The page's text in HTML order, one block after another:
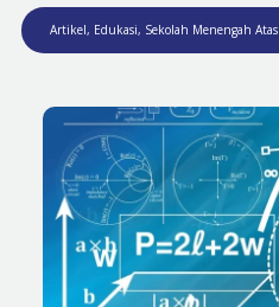
Artikel, Edukasi, Sekolah Menengah Atas